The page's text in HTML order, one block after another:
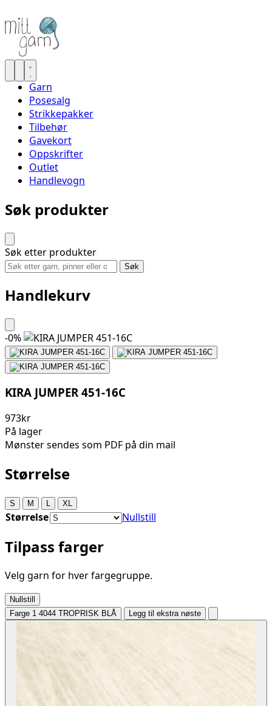
Garn
Posesalg
Strikkepakker
Tilbehør
Gavekort
Oppskrifter
Outlet
Handlevogn
Søk produkter
Søk etter produkter
Søk
Handlekurv
-0%
KIRA JUMPER 451-16C
973kr
På lager
Mønster sendes som PDF på din mail
Størrelse
S M XL
Størrelse Nullstill
Tilpass farger
Velg garn for hver fargegruppe.
Nullstill
Farge 1 4044 TROPRISK BLÅ Legg til ekstra nøste